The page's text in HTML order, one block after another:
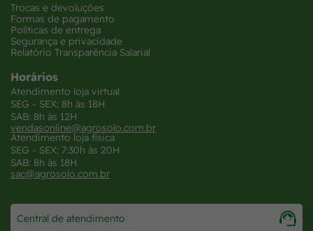
Trocas e devoluções
Formas de pagamento
Políticas de entrega
Segurança e privacidade
Relatório Transparência Salarial
Horários
Atendimento loja virtual
SEG - SEX: 8h às 18H
SAB: 8h às 12H
vendasonline@agrosolo.com.br
Atendimento loja física
SEG - SEX: 7:30h às 20H
SAB: 8h às 18H
sac@agrosolo.com.br
Central de atendimento